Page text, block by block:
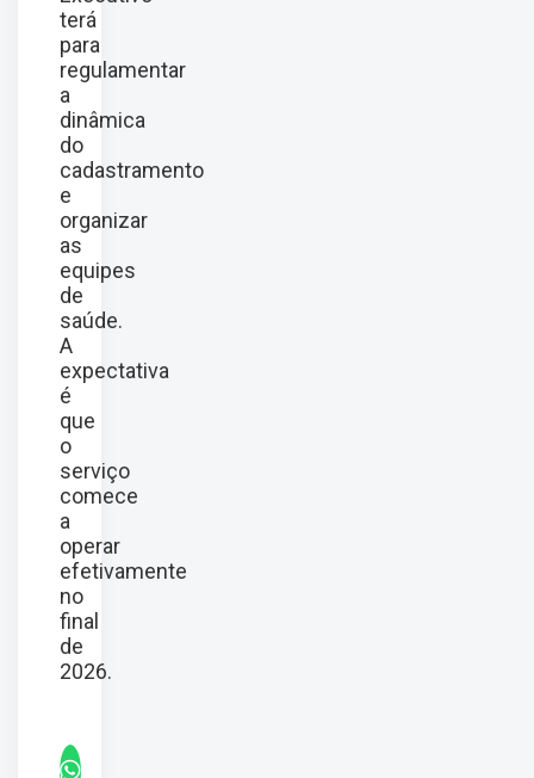
terá
para
regulamentar
a
dinâmica
do
cadastramento
e
organizar
as
equipes
de
saúde.
A
expectativa
é
que
o
serviço
comece
a
operar
efetivamente
no
final
de
2026.